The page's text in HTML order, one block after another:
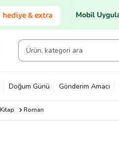
Doğum Günü Gönderim Amacı
Kitap Roman